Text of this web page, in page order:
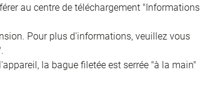
au centre de téléchargement "Informations
Pour plus d'informations, veuillez vous
la bague filetée est serrée "à la main"